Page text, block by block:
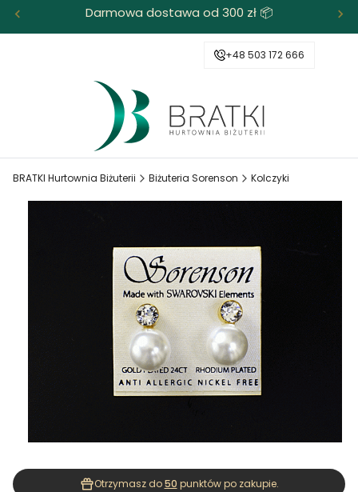
Darmowa dostawa od 300 zł 📦
+48 503 172 666
BRATKI Hurtownia Biżuterii Biżuteria Sorenson Kolczyki
Otrzymasz do50 punktów po zakupie.